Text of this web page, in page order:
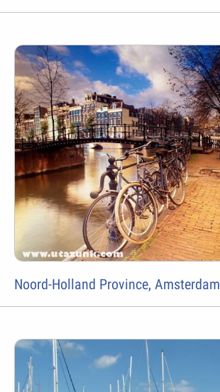
Noord-Holland Province, Amsterdam